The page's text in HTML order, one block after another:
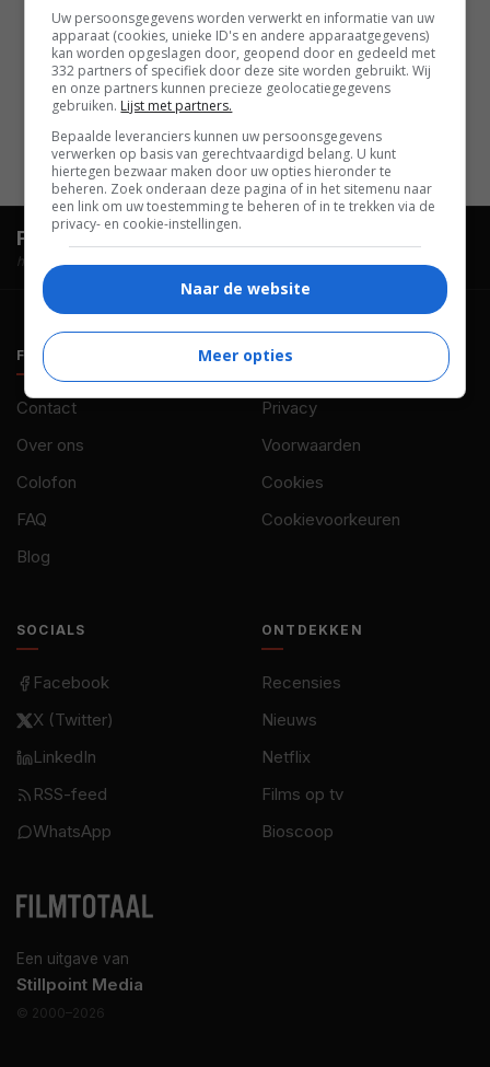
Brown,Aaron Pierre,J.
Alphonse Nicholson,Michael
Ocampo,Hannah Christine
Shetler,Cary Christopher,
Gibson-Slates
FilmTotaal. Hét online filmoverzicht.
hosted by
Een uitgave van
Stillpoint Media
© 2000–2026
FILMTOTAAL
Contact
Over ons
Colofon
FAQ
Blog
BELEID
Privacy
Voorwaarden
Cookies
Cookievoorkeuren
SOCIALS
Facebook
X (Twitter)
LinkedIn
RSS-feed
WhatsApp
ONTDEKKEN
Recensies
Nieuws
Netflix
Films op tv
Bioscoop
Uw persoonsgegevens worden verwerkt en informatie van uw
apparaat (cookies, unieke ID's en andere apparaatgegevens)
kan worden opgeslagen door, geopend door en gedeeld met
332 partners of specifiek door deze site worden gebruikt. Wij
en onze partners kunnen precieze geolocatiegegevens
gebruiken. Lijst met partners.
Bepaalde leveranciers kunnen uw persoonsgegevens
verwerken op basis van gerechtvaardigd belang. U kunt
hiertegen bezwaar maken door uw opties hieronder te
beheren. Zoek onderaan deze pagina of in het sitemenu naar
een link om uw toestemming te beheren of in te trekken via de
privacy- en cookie-instellingen.
Naar de website
Meer opties